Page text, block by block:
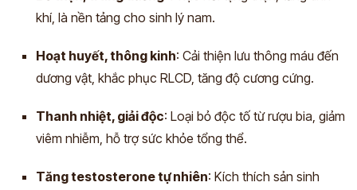
khí, là nền tảng cho sinh lý nam.
Hoạt huyết, thông kinh: Cải thiện lưu thông máu đến
dương vật, khắc phục RLCD, tăng độ cương cứng.
Thanh nhiệt, giải độc: Loại bỏ độc tố từ rượu bia, giảm
viêm nhiễm, hỗ trợ sức khỏe tổng thể.
Tăng testosterone tự nhiên: Kích thích sản sinh